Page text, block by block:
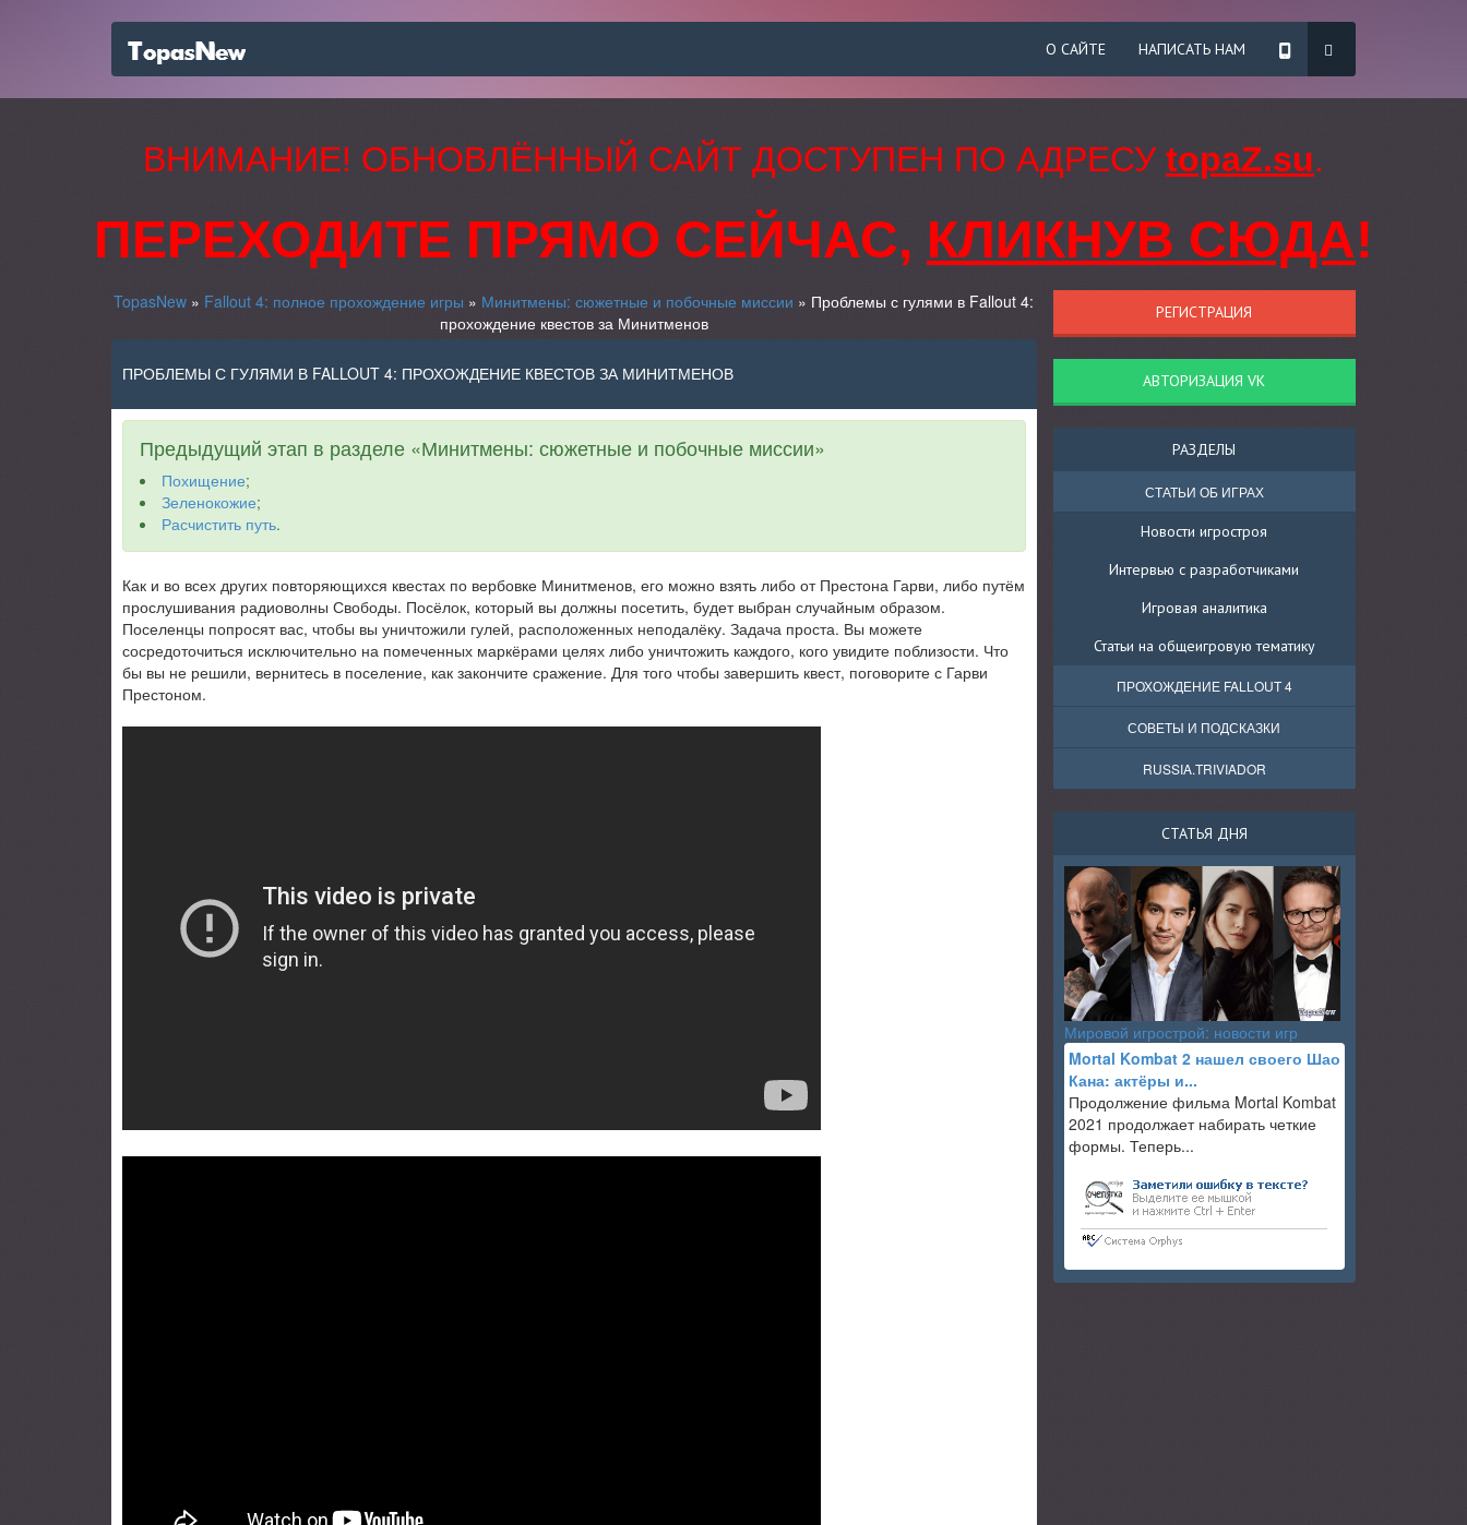
О САЙТЕ НАПИСАТЬ НАМ
ВНИМАНИЕ! ОБНОВЛЁННЫЙ САЙТ ДОСТУПЕН ПО АДРЕСУ topaZ.su.
ПЕРЕХОДИТЕ ПРЯМО СЕЙЧАС, КЛИКНУВ СЮДА!
TopasNew » Fallout 4: полное прохождение игры » Минитмены: сюжетные и побочные миссии » Проблемы с гулями в Fallout 4:
прохождение квестов за Минитменов
ПРОБЛЕМЫ С ГУЛЯМИ В FALLOUT 4: ПРОХОЖДЕНИЕ КВЕСТОВ ЗА МИНИТМЕНОВ
Предыдущий этап в разделе «Минитмены: сюжетные и побочные миссии»
Похищение;
Зеленокожие;
Расчистить путь.
Как и во всех других повторяющихся квестах по вербовке Минитменов, его можно взять либо от Престона Гарви, либо путём
прослушивания радиоволны Свободы. Посёлок, который вы должны посетить, будет выбран случайным образом.
Поселенцы попросят вас, чтобы вы уничтожили гулей, расположенных неподалёку. Задача проста. Вы можете
сосредоточиться исключительно на помеченных маркёрами целях либо уничтожить каждого, кого увидите поблизости. Что
бы вы не решили, вернитесь в поселение, как закончите сражение. Для того чтобы завершить квест, поговорите с Гарви
Престоном.
РЕГИСТРАЦИЯ
АВТОРИЗАЦИЯ VK
РАЗДЕЛЫ
СТАТЬИ ОБ ИГРАХ
Новости игростроя
Интервью с разработчиками
Игровая аналитика
Статьи на общеигровую тематику
ПРОХОЖДЕНИЕ FALLOUT 4
СОВЕТЫ И ПОДСКАЗКИ
RUSSIA.TRIVIADOR
СТАТЬЯ ДНЯ
Мировой игрострой: новости игр
Mortal Kombat 2 нашел своего Шао
Кана: актёры и...
Продолжение фильма Mortal Kombat
2021 продолжает набирать четкие
формы. Теперь...